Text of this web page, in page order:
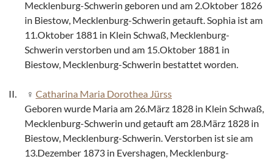
Mecklenburg-Schwerin geboren und am 2.Oktober 1826
in Biestow, Mecklenburg-Schwerin getauft. Sophia ist am
11.Oktober 1881 in Klein Schwaß, Mecklenburg-
Schwerin verstorben und am 15.Oktober 1881 in
Biestow, Mecklenburg-Schwerin bestattet worden.
Catharina Maria Dorothea Jürss
Geboren wurde Maria am 26.März 1828 in Klein Schwaß,
Mecklenburg-Schwerin und getauft am 28.März 1828 in
Biestow, Mecklenburg-Schwerin. Verstorben ist sie am
13.Dezember 1873 in Evershagen, Mecklenburg-